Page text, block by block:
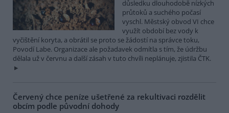
důsledku dlouhodobě nízkých
průtoků a suchého počasí
vyschl. Městský obvod VI chce
využít období bez vody k
vyčištění koryta, a obrátil se proto se žádostí na správce toku,
Povodí Labe. Organizace ale požadavek odmítla s tím, že údržbu
dělala už v červnu a další zásah v tuto chvíli neplánuje, zjistila ČTK.
Červený chce peníze ušetřené za rekultivaci rozdělit
obcím podle původní dohody